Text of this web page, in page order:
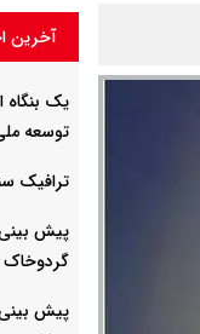
آخرین
یک
توسعه
ترافیک